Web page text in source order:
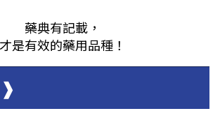
藥典有記載，
才是有效的藥用品種！